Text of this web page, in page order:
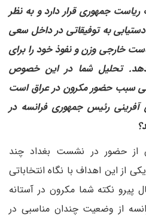
ریاست جمهوری قرار دارد و به نظر
به توفیقاتی در داخل سعی
خارجی وزن و نفوذ خود را برای
دهد. تحلیل شما در این خصوص
سبب حضور مکرون در عراق است
آفرینی رئیس جمهوری فرانسه در
از حضور در نشست بغداد چند
از این اهداف با نگاه انتخاباتی
پیرو نکته شما مکرون در آستانه
از وضعیت چندان مناسبی در